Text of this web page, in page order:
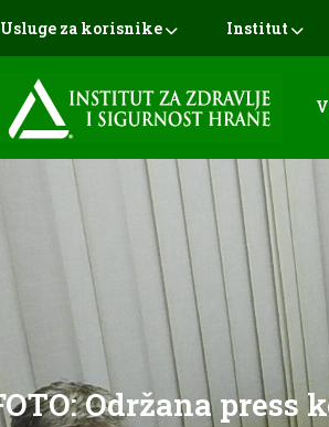
Usluge za korisnike Institut
Održana